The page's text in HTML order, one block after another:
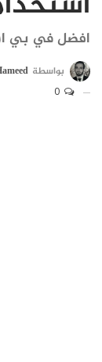
افضل في بي
بواسطة